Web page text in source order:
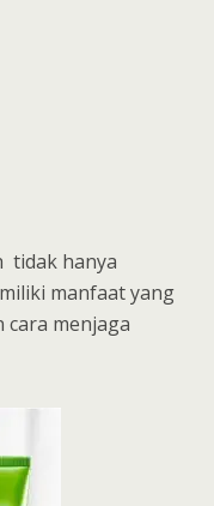
tidak hanya
manfaat yang
menjaga